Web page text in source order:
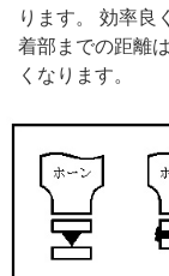
ります。 効率良
着部までの距離
くなります。